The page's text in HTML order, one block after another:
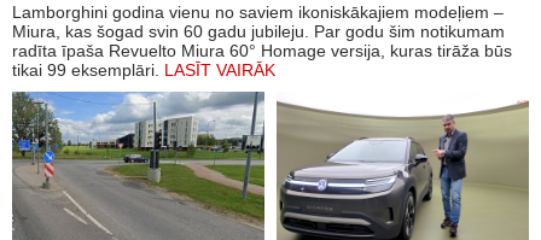
Lamborghini godina vienu no saviem ikoniskākajiem modeļiem –
Miura, kas šogad svin 60 gadu jubileju. Par godu šim notikumam
radīta īpaša Revuelto Miura 60° Homage versija, kuras tirāža būs
tikai 99 eksemplāri. LASĪT VAIRĀK